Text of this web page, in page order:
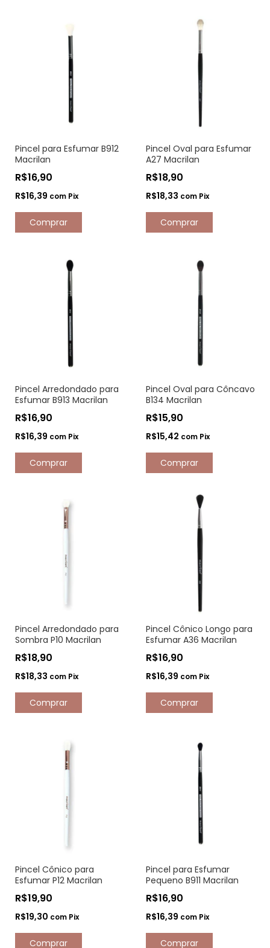
Pincel para Esfumar B912
Macrilan
R$16,90
R$16,39 com Pix
Pincel Oval para Esfumar
A27 Macrilan
R$18,90
R$18,33 com Pix
Pincel Arredondado para
Esfumar B913 Macrilan
R$16,90
R$16,39 com Pix
Pincel Oval para Côncavo
B134 Macrilan
R$15,90
R$15,42 com Pix
Pincel Arredondado para
Sombra P10 Macrilan
R$18,90
R$18,33 com Pix
Pincel Cônico Longo para
Esfumar A36 Macrilan
R$16,90
R$16,39 com Pix
Pincel Cônico para
Esfumar P12 Macrilan
R$19,90
R$19,30 com Pix
Pincel para Esfumar
Pequeno B911 Macrilan
R$16,90
R$16,39 com Pix